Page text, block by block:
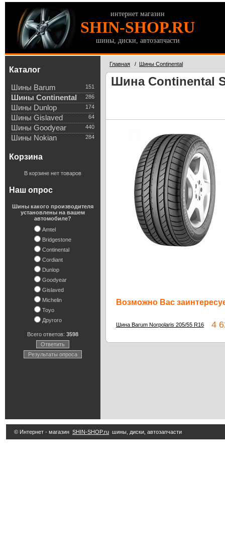
интернет магазин
SHIN-SHOP.RU
шины, диски, автозапчасти
Каталог
151
Шины Barum
286
Шины Continental
174
Шины Dunlop
64
Шины Gislaved
440
Шины Goodyear
284
Шины Nokian
Корзина
В корзине нет товаров
Наш опрос
Шины какого производителя
установлены на вашем
автомобиле?
Amtel
Bridgestone
Continental
Cordiant
Dunlop
Goodyear
Gislaved
Michelin
Toyo
Другого
Всего ответов: 3598
Ответить
Результаты опроса
Главная / Шины Continental
Шина Continental
Возможно Вас
Шина Barum Norpolaris 205/55 R16 4
© Интернет - магазин SHIN-SHOP.ru шины, диски, автозапчасти